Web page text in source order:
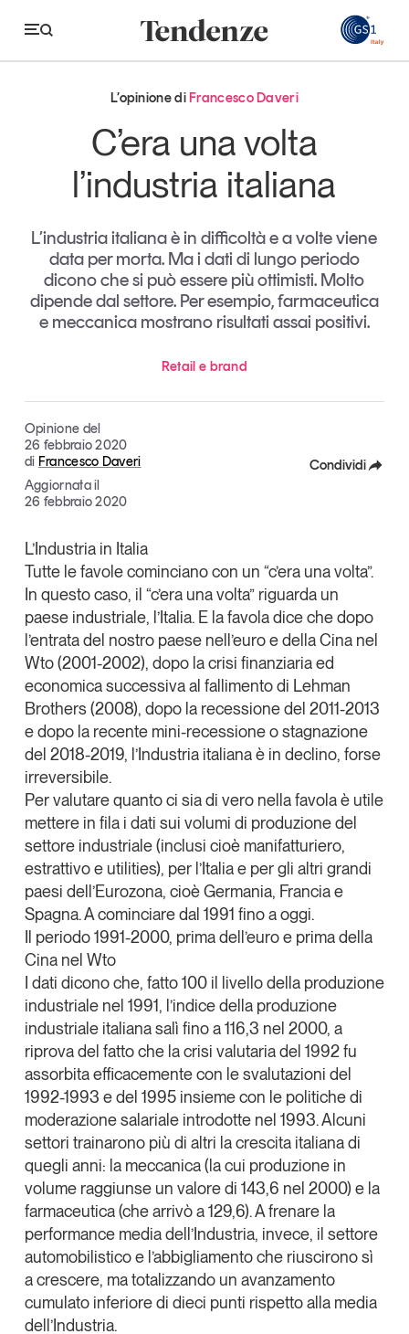
Tendenze
Economia e consumi
Logistica
Retail e brand
Sostenibilità
Magazine
Articoli
Opinioni
Dossier
Il Numero
Comunicati stampa
Video
Podcast
Studi e ricerche
Eventi e formazione
Tutti gli appuntamenti
Chi siamo
Newsletter
Contatti
Tendenze Journal
La nostra newsletter nella tua email
Iscriviti
Un anno di
Tendenze2026
Leggi il magazine
L’opinione diFrancesco Daveri
C’era una volta
l’industria italiana
L’industria italiana è in difficoltà e a volte viene
data per morta. Ma i dati di lungo periodo
dicono che si può essere più ottimisti. Molto
dipende dal settore. Per esempio, farmaceutica
e meccanica mostrano risultati assai positivi.
Retail e brand
Opinione del
26 febbraio 2020
di Francesco Daveri
Aggiornata il
26 febbraio 2020
Condividi
Linkedin
Copia Link
L’Industria in Italia
Tutte le favole cominciano con un “c’era una volta”.
In questo caso, il “c’era una volta” riguarda un
paese industriale, l’Italia. E la favola dice che dopo
l’entrata del nostro paese nell’euro e della Cina nel
Wto (2001-2002), dopo la crisi finanziaria ed
economica successiva al fallimento di Lehman
Brothers (2008), dopo la recessione del 2011-2013
e dopo la recente mini-recessione o stagnazione
del 2018-2019, l’Industria italiana è in declino, forse
irreversibile.
Per valutare quanto ci sia di vero nella favola è utile
mettere in fila i dati sui volumi di produzione del
settore industriale (inclusi cioè manifatturiero,
estrattivo e utilities), per l’Italia e per gli altri grandi
paesi dell’Eurozona, cioè Germania, Francia e
Spagna. A cominciare dal 1991 fino a oggi.
Il periodo 1991-2000, prima dell’euro e prima della
Cina nel Wto
I dati dicono che, fatto 100 il livello della produzione
industriale nel 1991, l’indice della produzione
industriale italiana salì fino a 116,3 nel 2000, a
riprova del fatto che la crisi valutaria del 1992 fu
assorbita efficacemente con le svalutazioni del
1992-1993 e del 1995 insieme con le politiche di
moderazione salariale introdotte nel 1993. Alcuni
settori trainarono più di altri la crescita italiana di
quegli anni: la meccanica (la cui produzione in
volume raggiunse un valore di 143,6 nel 2000) e la
farmaceutica (che arrivò a 129,6). A frenare la
performance media dell’Industria, invece, il settore
automobilistico e l’abbigliamento che riuscirono sì
a crescere, ma totalizzando un avanzamento
cumulato inferiore di dieci punti rispetto alla media
dell’Industria.